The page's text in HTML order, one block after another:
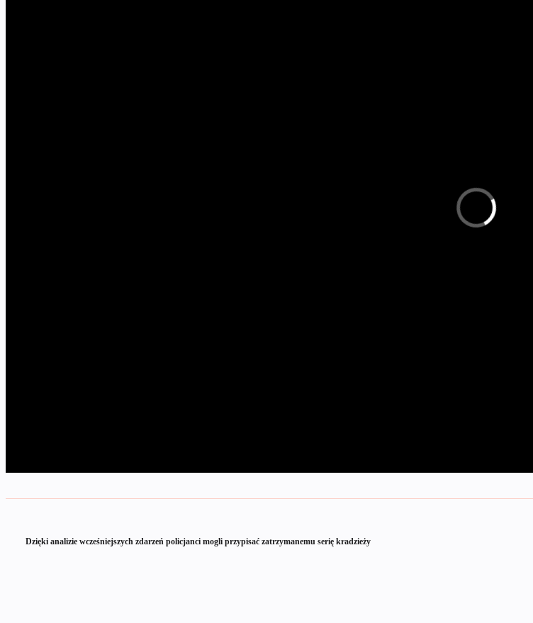
Dzięki analizie wcześniejszych zdarzeń policjanci mogli przypisać zatrzymanemu serię kradzieży